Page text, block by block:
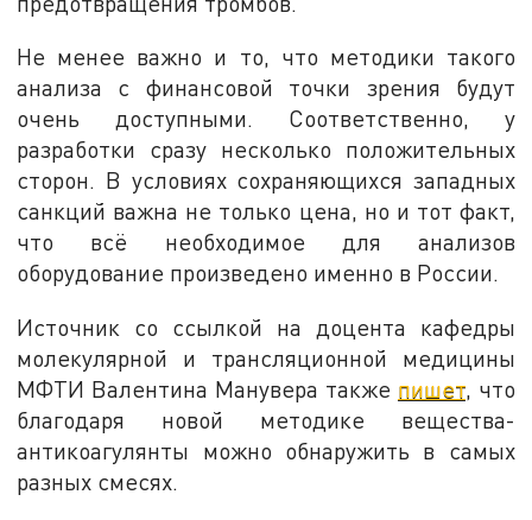
Не менее важно и то, что методики такого
анализа с финансовой точки зрения будут
очень доступными. Соответственно, у
разработки сразу несколько положительных
сторон. В условиях сохраняющихся западных
санкций важна не только цена, но и тот факт,
что всё необходимое для анализов
оборудование произведено именно в России.
Источник со ссылкой на доцента кафедры
молекулярной и трансляционной медицины
МФТИ Валентина Манувера также пишет, что
благодаря новой методике вещества-
антикоагулянты можно обнаружить в самых
разных смесях.